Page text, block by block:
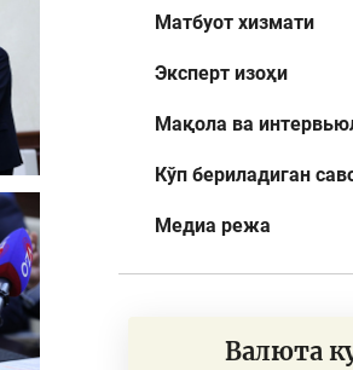
Матбуот хизмати
Эксперт изоҳи
Мақола ва
Кўп бериладиган
Медиа режа
Валюта